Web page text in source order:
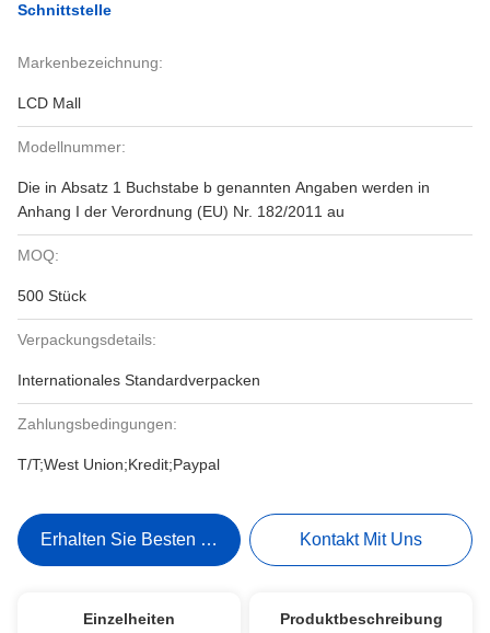
Schnittstelle
Markenbezeichnung:
LCD Mall
Modellnummer:
Die in Absatz 1 Buchstabe b genannten Angaben werden in
Anhang I der Verordnung (EU) Nr. 182/2011 au
MOQ:
500 Stück
Verpackungsdetails:
Internationales Standardverpacken
Zahlungsbedingungen:
T/T;West Union;Kredit;Paypal
Erhalten Sie Besten Preis Kontakt Mit Uns
Einzelheiten Produktbeschreibung